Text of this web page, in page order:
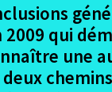
qui
une